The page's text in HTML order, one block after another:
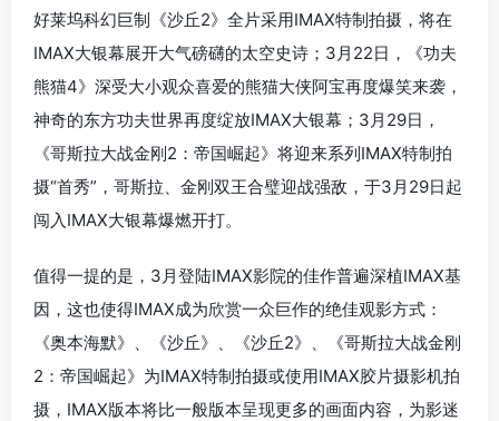
好莱坞科幻巨制《沙丘2》全片采用IMAX特制拍摄，将在
IMAX大银幕展开大气磅礴的太空史诗；3月22日，《功夫
熊猫4》深受大小观众喜爱的熊猫大侠阿宝再度爆笑来袭，
神奇的东方功夫世界再度绽放IMAX大银幕；3月29日，
《哥斯拉大战金刚2：帝国崛起》将迎来系列IMAX特制拍
摄“首秀”，哥斯拉、金刚双王合璧迎战强敌，于3月29日起
闯入IMAX大银幕爆燃开打。
值得一提的是，3月登陆IMAX影院的佳作普遍深植IMAX基
因，这也使得IMAX成为欣赏一众巨作的绝佳观影方式：
《奥本海默》、《沙丘》、《沙丘2》、《哥斯拉大战金刚
2：帝国崛起》为IMAX特制拍摄或使用IMAX胶片摄影机拍
摄，IMAX版本将比一般版本呈现更多的画面内容，为影迷